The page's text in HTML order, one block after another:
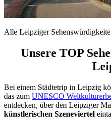
Alle Leipziger
Unsere TOP
Bei einem Städtetrip in Leipzig
das zum UNESCO
entdecken, über den Leipziger
künstlerischen Szeneviertel